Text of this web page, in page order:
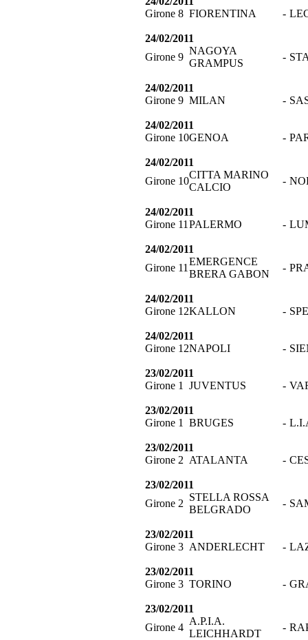
Girone 8 FIORENTINA -
24/02/2011
Girone 9
NAGOYA
GRAMPUS
-
24/02/2011
Girone 9 MILAN -
24/02/2011
Girone 10GENOA -
24/02/2011
Girone 10
CITTA MARINO
CALCIO
-
24/02/2011
Girone 11 PALERMO -
24/02/2011
Girone 11
EMERGENCE
BRERA GABON
-
24/02/2011
Girone 12KALLON -
24/02/2011
Girone 12NAPOLI -
23/02/2011
Girone 1
JUVENTUS -
23/02/2011
Girone 1
BRUGES -
23/02/2011
Girone 2 ATALANTA -
23/02/2011
Girone 2
STELLA ROSSA
BELGRADO
-
23/02/2011
Girone 3 ANDERLECHT -
23/02/2011
Girone 3 TORINO -
23/02/2011
Girone 4
A.P.I.A.
LEICHHARDT
-